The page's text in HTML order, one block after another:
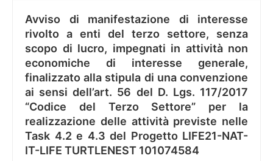
Avviso di manifestazione di interesse
rivolto a enti del terzo settore, senza
scopo di lucro, impegnati in attività non
economiche di interesse generale,
finalizzato alla stipula di una convenzione
ai sensi dell’art. 56 del D. Lgs. 117/2017
“Codice del Terzo Settore” per la
realizzazione delle attività previste nelle
Task 4.2 e 4.3 del Progetto LIFE21-NAT-
IT-LIFE TURTLENEST 101074584